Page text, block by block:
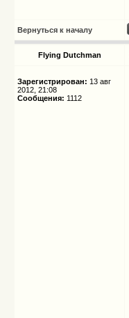
Вернуться к началу
Flying Dutchman
Зарегистрирован: 13 авг
2012, 21:08
Сообщения: 1112